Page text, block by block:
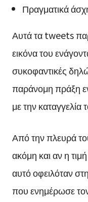
Πραγματικά
Αυτά τα tweets
εικόνα του
συκοφαντικές
παράνομη πράξη
με την καταγγελία
Από την πλευρά
ακόμη και αν η
αυτό οφειλόταν
που ενημέρωσε